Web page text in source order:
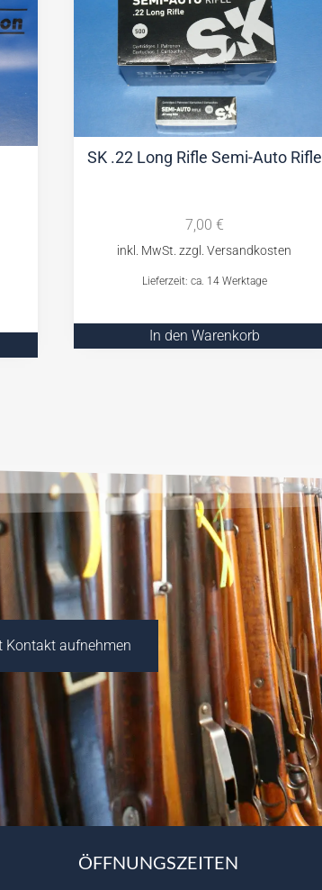
SK .22 Long Rifle Semi-Auto Rifle
7,00 €
Lieferzeit: ca. 14 Werktage
In den Warenkorb
Kontakt aufnehmen
ÖFFNUNGSZEITEN